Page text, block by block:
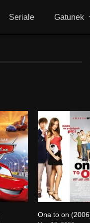
Seriale Gatunek
Ona to on